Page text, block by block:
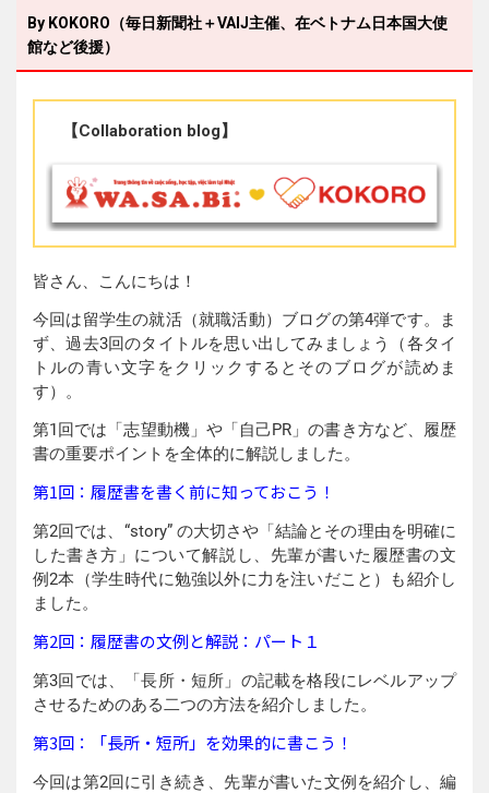
By KOKORO（毎日新聞社＋VAIJ主催、在ベトナム日本国大使
館など後援）
【Collaboration blog】
皆さん、こんにちは！
今回は留学生の就活（就職活動）ブログの第4弾です。ま
ず、過去3回のタイトルを思い出してみましょう（各タイ
トルの青い文字をクリックするとそのブログが読めま
す）。
第1回では「志望動機」や「自己PR」の書き方など、履歴
書の重要ポイントを全体的に解説しました。
第1回：履歴書を書く前に知っておこう！
第2回では、“story” の大切さや「結論とその理由を明確に
した書き方」について解説し、先輩が書いた履歴書の文
例2本（学生時代に勉強以外に力を注いだこと）も紹介し
ました。
第2回：履歴書の文例と解説：パート１
第3回では、「長所・短所」の記載を格段にレベルアップ
させるためのある二つの方法を紹介しました。
第3回：「長所・短所」を効果的に書こう！
今回は第2回に引き続き、先輩が書いた文例を紹介し、編